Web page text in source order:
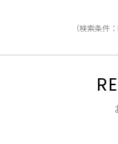
（検索条件